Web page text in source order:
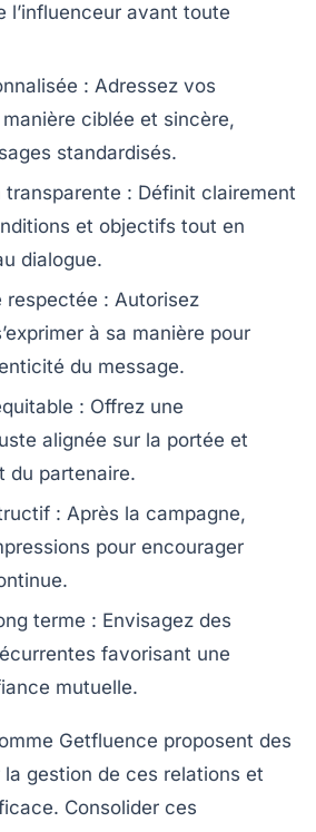
l’influenceur avant toute
: Adressez vos
ciblée et sincère,
standardisés.
transparente : Définit clairement
et objectifs tout en
dialogue.
respectée : Autorisez
à sa manière pour
du message.
: Offrez une
alignée sur la portée et
du partenaire.
: Après la campagne,
pour encourager
terme : Envisagez des
favorisant une
mutuelle.
Getfluence proposent des
gestion de ces relations et
Consolider ces